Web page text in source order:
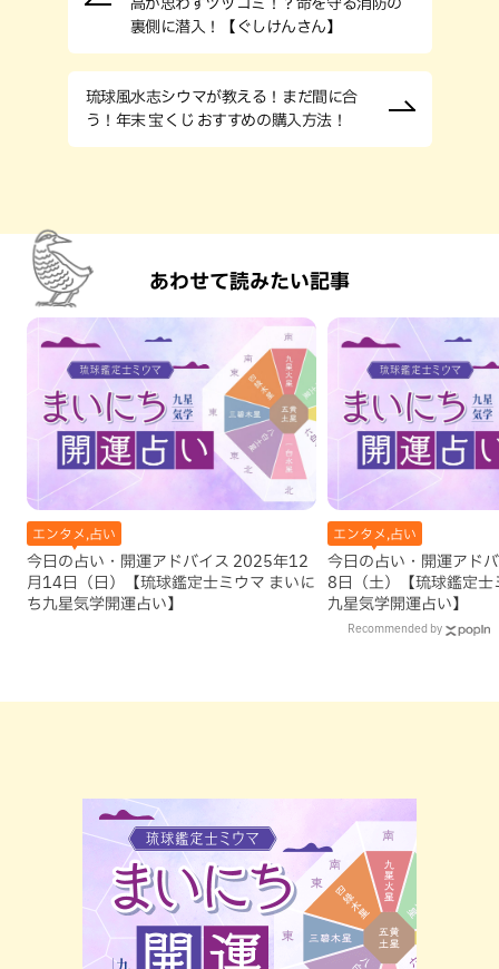
高が思わずツッコミ！？命を守る消防の
裏側に潜入！【ぐしけんさん】
琉球風水志シウマが教える！まだ間に合
う！年末 宝くじ おすすめの購入方法！
あわせて読みたい記事
エンタメ,占い
今日の占い・開運アドバイス 2025年12
月14日（日）【琉球鑑定士ミウマ まいに
ち九星気学開運占い】
エンタメ,占い
今日の占い・開運アド
8日（土）【琉球鑑定士
九星気学開運占い】
Recommended by